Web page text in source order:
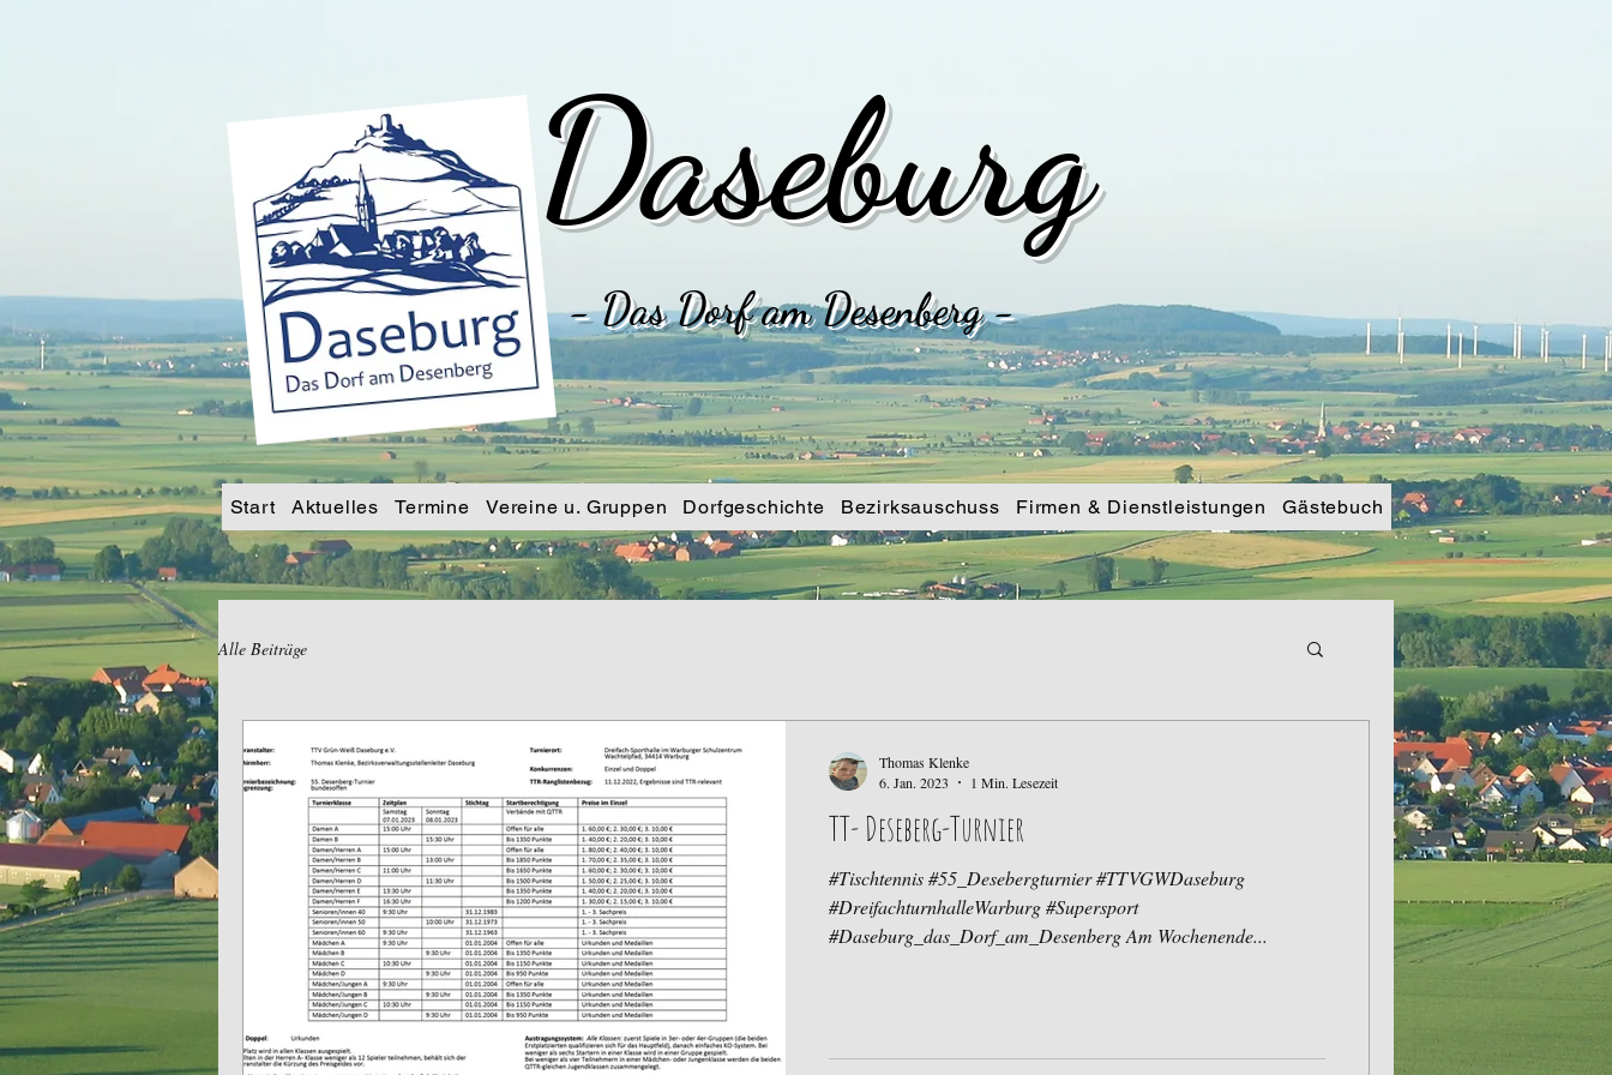
Daseburg
- Das Dorf am Desenberg -
Start Aktuelles Termine Vereine u. Gruppen Dorfgeschichte Bezirksauschuss Firmen & Dienstleistungen Gästebuch
Alle Beiträge
TT- Deseberg-Turnier
#Tischtennis #55_Desebergturnier #TTVGWDaseburg
#DreifachturnhalleWarburg #Supersport
#Daseburg_das_Dorf_am_Desenberg Am Wochenende...
Thomas Klenke
6. Jan. 2023
1 Min. Lesezeit